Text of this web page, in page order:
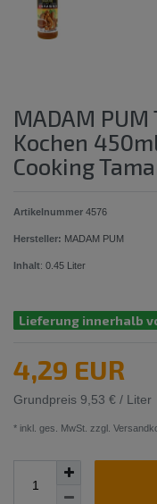
MADAM
Kochen
Cooking
Artikelnummer 4576
Hersteller: MADAM PUM
Inhalt: 0.45 Liter
Lieferung innerhalb
4,29 EUR
Grundpreis 9,53 € / Liter
* inkl. ges. MwSt. zzgl.